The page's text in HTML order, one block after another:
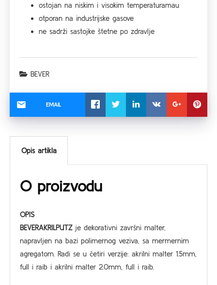
ostojan na niskim i visokim temperaturamau
otporan na industrijske gasove
ne sadrži sastojke štetne po zdravlje
BEVER
EMAIL
Opis artikla
O proizvodu
OPIS
BEVERAKRILPUTZje dekorativni završni malter,
napravljen na bazi polimernog veziva, sa mermernim
agregatom. Radi se u četiri verzije: akrilni malter 1.5mm,
full i raib i akrilni malter 2.0mm, full i raib.